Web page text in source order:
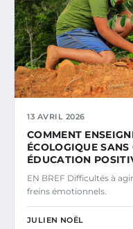
13 AVRIL 2026
COMMENT
ÉCOLOGIQUE
ÉDUCATION
EN BREF Difficultés à
freins émotionnels.
JULIEN NOËL